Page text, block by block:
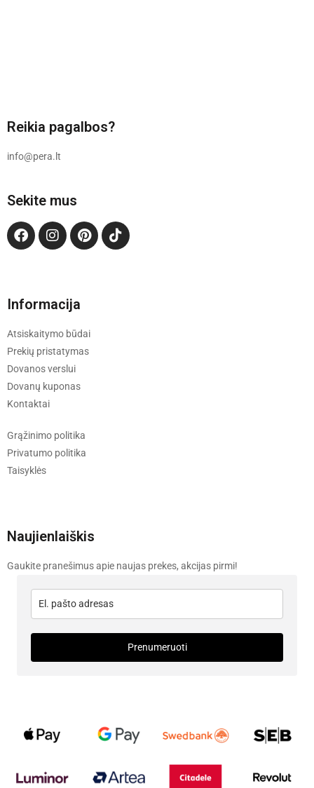
Reikia pagalbos?
info@pera.lt
Sekite mus
Informacija
Atsiskaitymo būdai
Prekių pristatymas
Dovanos verslui
Dovanų kuponas
Kontaktai
Grąžinimo politika
Privatumo politika
Taisyklės
Naujienlaiškis
Gaukite pranešimus apie naujas prekes, akcijas pirmi!
Prenumeruoti